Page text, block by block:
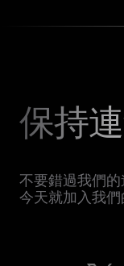
保持連
不要錯過我們
今天就加入我們